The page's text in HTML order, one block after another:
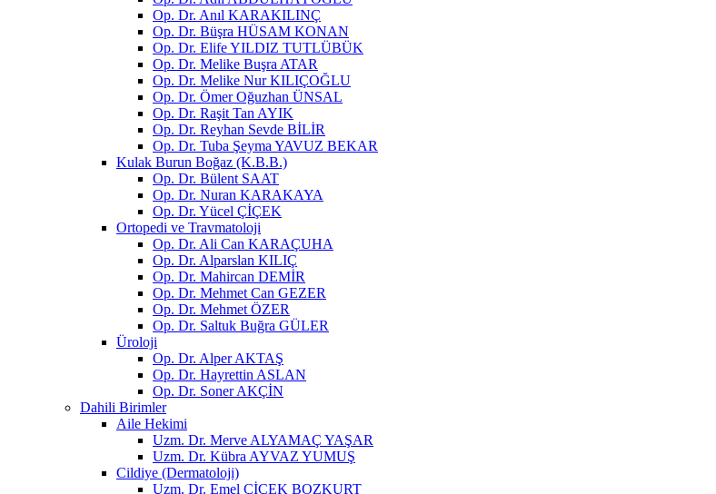
Op. Dr. Anıl KARAKILINÇ
Op. Dr. Büşra HÜSAM KONAN
Op. Dr. Elife YILDIZ TUTLÜBÜK
Op. Dr. Melike Buşra ATAR
Op. Dr. Melike Nur KILIÇOĞLU
Op. Dr. Ömer Oğuzhan ÜNSAL
Op. Dr. Raşit Tan AYIK
Op. Dr. Reyhan Sevde BİLİR
Op. Dr. Tuba Şeyma YAVUZ BEKAR
Kulak Burun Boğaz (K.B.B.)
Op. Dr. Bülent SAAT
Op. Dr. Nuran KARAKAYA
Op. Dr. Yücel ÇİÇEK
Ortopedi ve Travmatoloji
Op. Dr. Ali Can KARAÇUHA
Op. Dr. Alparslan KILIÇ
Op. Dr. Mahircan DEMİR
Op. Dr. Mehmet Can GEZER
Op. Dr. Mehmet ÖZER
Op. Dr. Saltuk Buğra GÜLER
Üroloji
Op. Dr. Alper AKTAŞ
Op. Dr. Hayrettin ASLAN
Op. Dr. Soner AKÇİN
Dahili Birimler
Aile Hekimi
Uzm. Dr. Merve ALYAMAÇ YAŞAR
Uzm. Dr. Kübra AYVAZ YUMUŞ
Cildiye (Dermatoloji)
Uzm. Dr. Emel ÇİÇEK BOZKURT